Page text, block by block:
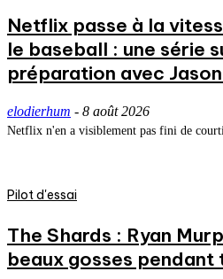
Netflix passe à la
le baseball : une série
préparation avec
elodierhum - 8 août 2026
Netflix n'en a visiblement pas fini de
Pilot d'essai
The Shards : Ryan
beaux gosses